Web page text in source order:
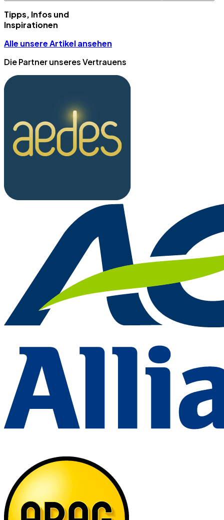
Tipps, Infos und
Inspirationen
Alle unsere Artikel ansehen
Die Partner unseres Vertrauens